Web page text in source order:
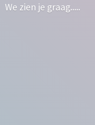
We zien je graag.....